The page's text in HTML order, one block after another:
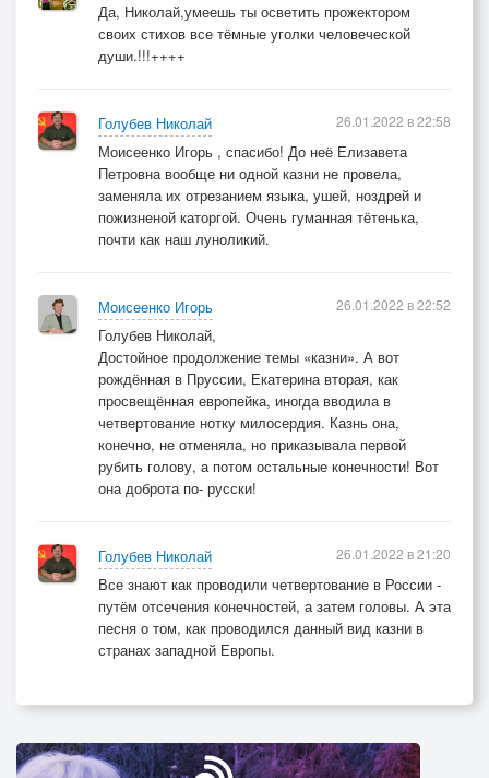
Да, Николай,умеешь ты осветить прожектором
своих стихов все тёмные уголки человеческой
души.!!!++++
Голубев Николай
Моисеенко Игорь , спасибо! До неё Елизавета
Петровна вообще ни одной казни не провела,
заменяла их отрезанием языка, ушей, ноздрей и
пожизненой каторгой. Очень гуманная тётенька,
почти как наш луноликий.
26.01.2022 в 22:58
Моисеенко Игорь
Голубев Николай,
Достойное продолжение темы «казни». А вот
рождённая в Пруссии, Екатерина вторая, как
просвещённая европейка, иногда вводила в
четвертование нотку милосердия. Казнь она,
конечно, не отменяла, но приказывала первой
рубить голову, а потом остальные конечности! Вот
она доброта по- русски!
26.01.2022 в 22:52
Голубев Николай
Все знают как проводили четвертование в России -
путём отсечения конечностей, а затем головы. А эта
песня о том, как проводился данный вид казни в
странах западной Европы.
26.01.2022 в 21:20